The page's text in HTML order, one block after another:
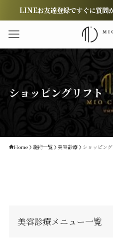
LINEお友達登録ですぐに質問
ショッピングリフト
Home 施術一覧 美容診療 ショッピン
美容診療メニュー一覧